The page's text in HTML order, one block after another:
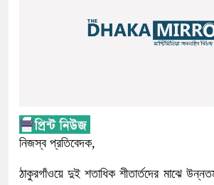
নিজস্ব প্রতিবেদক,
ঠাকুরগাঁওয়ে দুই শতাধিক শীতার্তদের মাঝে